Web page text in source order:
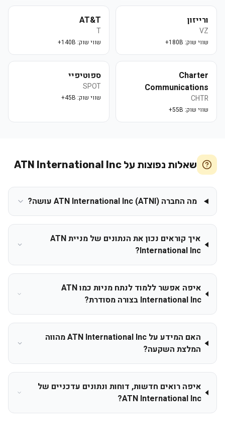
ורייזון
VZ
שווי שוק: 180B+
AT&T
T
שווי שוק: 140B+
Charter
Communications
CHTR
שווי שוק: 55B+
ספוטיפיי
SPOT
שווי שוק: 45B+
שאלות נפוצות על ATN International Inc
מה החברה ATN International Inc (ATNI) עושה?
איך קוראים נכון את הנתונים של מניית ATN
International Inc?
איפה אפשר ללמוד לנתח מניות כמו ATN
International Inc בצורה מסודרת?
האם המידע על ATN International Inc מהווה
המלצת השקעה?
איפה רואים חדשות, דוחות ונתונים עדכניים של
ATN International Inc?